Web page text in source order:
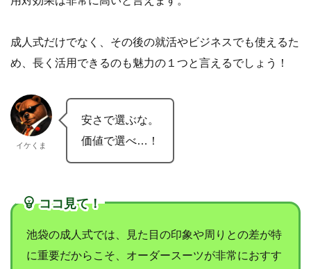
成人式だけでなく、その後の就活やビジネスでも使えるた
め、長く活用できるのも魅力の１つと言えるでしょう！
イケくま
安さで選ぶな。
価値で選べ…！
ココ見て！
池袋の成人式では、見た目の印象や周りとの差が特
に重要だからこそ、オーダースーツが非常におすす